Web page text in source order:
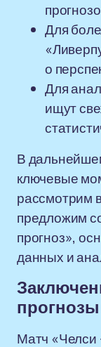
Для
о
Для
ищут
В
ключевые
рассмотрим
предложим
прогноз»,
данных и
прогнозы
Матч «Челси